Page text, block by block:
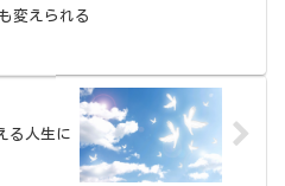
変えられる
る人生に